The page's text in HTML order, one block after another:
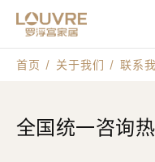
首页 关于我们 联系
全国统一咨询